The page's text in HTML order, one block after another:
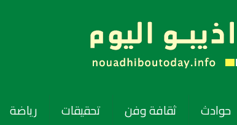
حوادث ثقافة وفن تحقيقات رياضة